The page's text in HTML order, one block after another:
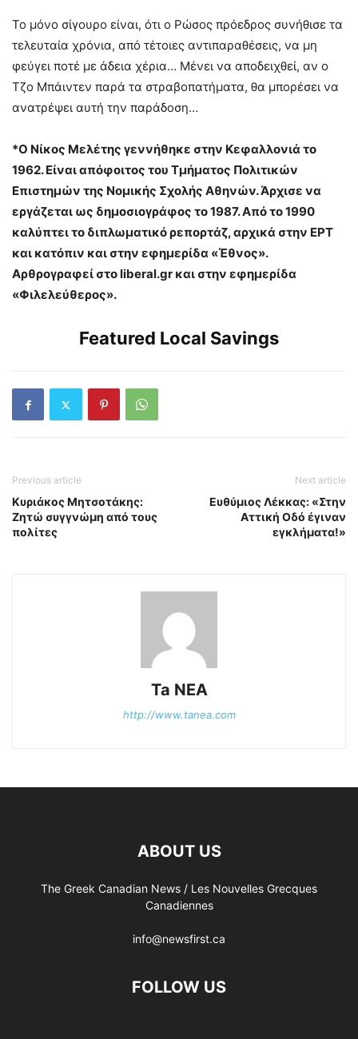
Το μόνο σίγουρο είναι, ότι ο Ρώσος πρόεδρος συνήθισε τα
τελευταία χρόνια, από τέτοιες αντιπαραθέσεις, να μη
φεύγει ποτέ με άδεια χέρια… Μένει να αποδειχθεί, αν ο
Τζο Μπάιντεν παρά τα στραβοπατήματα, θα μπορέσει να
ανατρέψει αυτή την παράδοση…
*Ο Νίκος Μελέτης γεννήθηκε στην Κεφαλλονιά το
1962. Είναι απόφοιτος του Τμήματος Πολιτικών
Επιστημών της Νομικής Σχολής Αθηνών. Άρχισε να
εργάζεται ως δημοσιογράφος το 1987. Από το 1990
καλύπτει το διπλωματικό ρεπορτάζ, αρχικά στην ΕΡΤ
και κατόπιν και στην εφημερίδα «Έθνος».
Αρθρογραφεί στο liberal.gr και στην εφημερίδα
«Φιλελεύθερος».
Featured Local Savings
Previous article
Κυριάκος Μητσοτάκης:
Ζητώ συγγνώμη από τους
πολίτες
Next article
Ευθύμιος Λέκκας: «Στην
Αττική Οδό έγιναν
εγκλήματα!»
Ta NEA
http://www.tanea.com
ABOUT US
The Greek Canadian News / Les Nouvelles Grecques
Canadiennes
info@newsfirst.ca
FOLLOW US